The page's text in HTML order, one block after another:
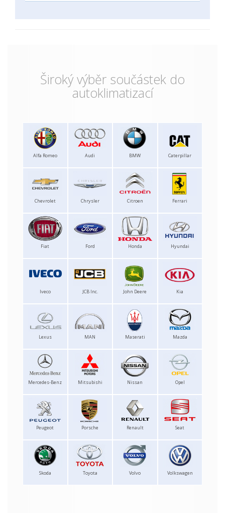
Široký výběr součástek do
autoklimatizací
Alfa Romeo Audi BMW Caterpillar
Chevrolet Chrysler Citroen Ferrari
Fiat Ford Honda Hyundai
Iveco JCB Inc. John Deere Kia
Lexus MAN Maserati Mazda
Mercedes-Benz Mitsubishi Nissan Opel
Peugeot Porsche Renault Seat
Skoda Toyota Volvo Volkswagen